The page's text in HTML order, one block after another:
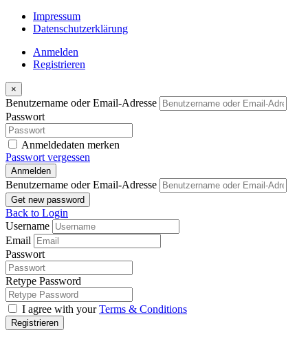
Impressum
Datenschutzerklärung
Anmelden
Registrieren
×
Benutzername oder Email-Adresse
Passwort
Anmeldedaten merken
Passwort vergessen
Anmelden
Benutzername oder Email-Adresse
Get new password
Back to Login
Username
Email
Passwort
Retype Password
I agree with yourTerms & Conditions
Registrieren